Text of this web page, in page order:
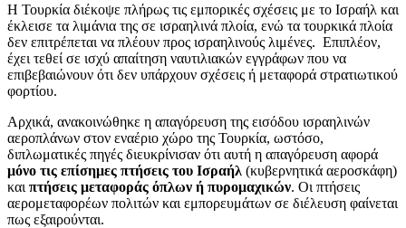
Η Τουρκία διέκοψε πλήρως τις εμπορικές σχέσεις με το Ισραήλ και
έκλεισε τα λιμάνια της σε ισραηλινά πλοία, ενώ τα τουρκικά πλοία
δεν επιτρέπεται να πλέουν προς ισραηλινούς λιμένες. Επιπλέον,
έχει τεθεί σε ισχύ απαίτηση ναυτιλιακών εγγράφων που να
επιβεβαιώνουν ότι δεν υπάρχουν σχέσεις ή μεταφορά στρατιωτικού
φορτίου.
Αρχικά, ανακοινώθηκε η απαγόρευση της εισόδου ισραηλινών
αεροπλάνων στον εναέριο χώρο της Τουρκία, ωστόσο,
διπλωματικές πηγές διευκρίνισαν ότι αυτή η απαγόρευση αφορά
μόνο τις επίσημες πτήσεις του Ισραήλ (κυβερνητικά αεροσκάφη)
και πτήσεις μεταφοράς όπλων ή πυρομαχικών. Οι πτήσεις
αερομεταφορέων πολιτών και εμπορευμάτων σε διέλευση φαίνεται
πως εξαιρούνται.